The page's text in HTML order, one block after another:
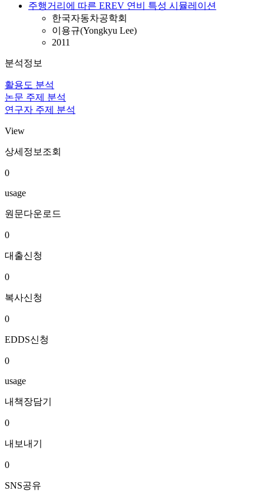
주행거리에 따른 EREV 연비 특성 시뮬레이션
한국자동차공학회
이용규(Yongkyu Lee)
2011
분석정보
활용도 분석
논문 주제 분석
연구자 주제 분석
View
상세정보조회
0
usage
원문다운로드
0
대출신청
0
복사신청
0
EDDS신청
0
usage
내책장담기
0
내보내기
0
SNS공유